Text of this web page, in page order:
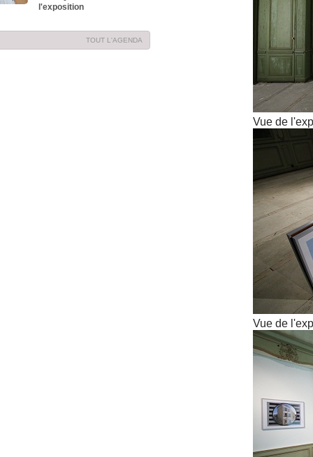
l'exposition
TOUT L'AGENDA
Vue de
Vue de